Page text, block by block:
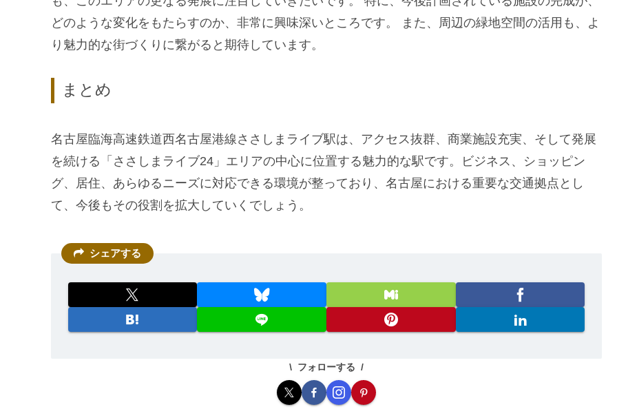
どのような変化をもたらすのか、非常に興味深いところです。 また、周辺の緑地空間の活用も、よ
り魅力的な街づくりに繋がると期待しています。
まとめ
名古屋臨海高速鉄道西名古屋港線ささしまライブ駅は、アクセス抜群、商業施設充実、そして発展
を続ける「ささしまライブ24」エリアの中心に位置する魅力的な駅です。ビジネス、ショッピン
グ、居住、あらゆるニーズに対応できる環境が整っており、名古屋における重要な交通拠点とし
て、今後もその役割を拡大していくでしょう。
シェアする
フォローする